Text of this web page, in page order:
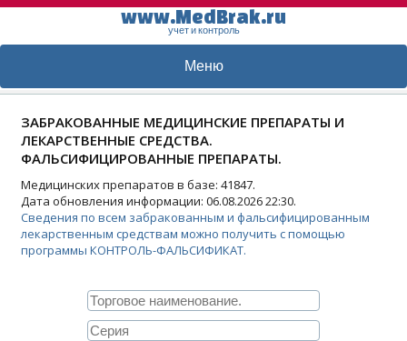
www.MedBrak.ru
учет и контроль
Меню
ЗАБРАКОВАННЫЕ МЕДИЦИНСКИЕ ПРЕПАРАТЫ И
ЛЕКАРСТВЕННЫЕ СРЕДСТВА.
ФАЛЬСИФИЦИРОВАННЫЕ ПРЕПАРАТЫ.
Медицинских препаратов в базе: 41847.
Дата обновления информации: 06.08.2026 22:30.
Сведения по всем забракованным и фальсифицированным
лекарственным средствам можно получить с помощью
программы КОНТРОЛЬ-ФАЛЬСИФИКАТ.